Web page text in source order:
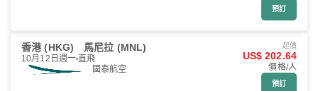
預訂
香港 (HKG) 馬尼拉 (MNL)
10月12日週一 直飛
國泰航空
起價
US$ 202.64
價格/人
預訂